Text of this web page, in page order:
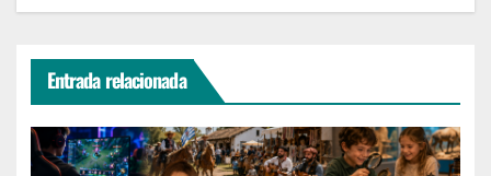
Entrada relacionada